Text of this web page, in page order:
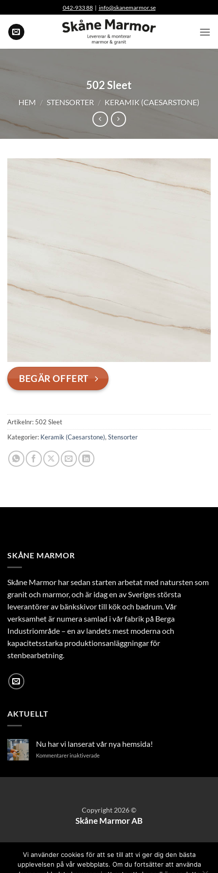
to
content
042-933 88| info@skanemarmor.se
502 Sleet
HEM / STENSORTER / KERAMIK (CAESARSTONE)
BEGÄR OFFERT
Artikelnr: 502 Sleet
Kategorier: Keramik (Caesarstone),Stensorter
SKÅNE MARMOR
Skåne Marmor har sedan starten arbetat med natursten som
granit och marmor, och är idag en av Sveriges största
leverantörer av bänkskivor till kök och badrum. Vår
verksamhet är numera samlad i vår fabrik på Berga
Industriområde – en av landets mest moderna och
kapacitetsstarka produktionsanläggningar för
stenbearbetning.
AKTUELLT
Nu har vi lanserat vår nya hemsida!
Kommentarer inaktiveradeför
hemsida!
Copyright 2026 ©
Skåne Marmor AB
Vi använder cookies för att se till att vi ger dig den bästa
upplevelsen på vår webbplats. Om du fortsätter att använda